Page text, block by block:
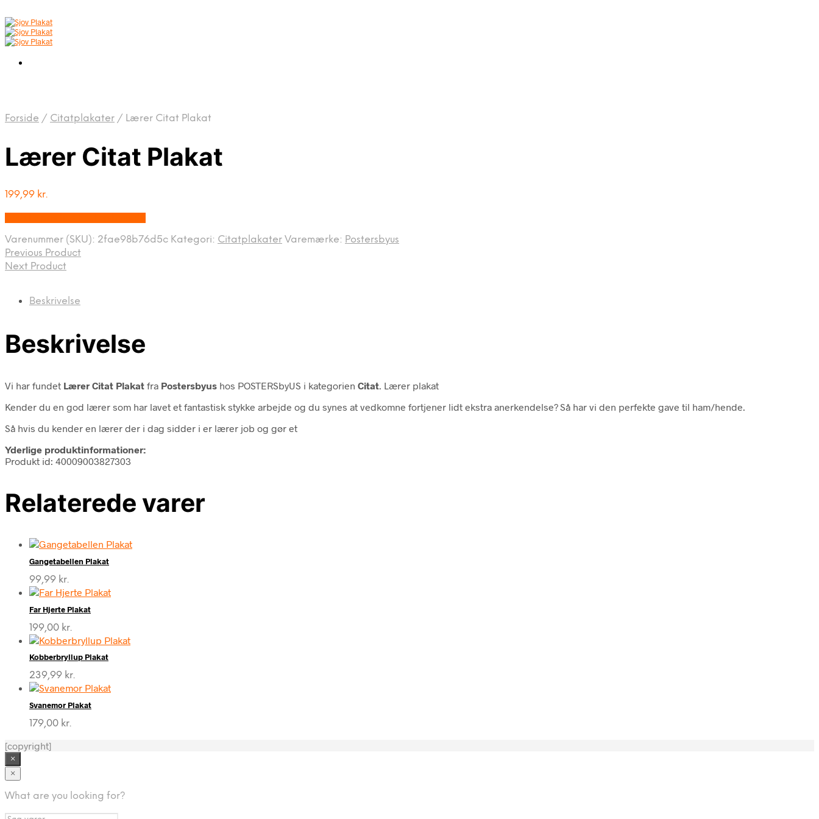
Forside / Citatplakater / Lærer Citat Plakat
Lærer Citat Plakat
199,99 kr.
Varenummer (SKU): 2fae98b76d5c Kategori: Citatplakater Varemærke: Postersbyus
Previous Product
Next Product
Beskrivelse
Beskrivelse
Vi har fundet Lærer Citat Plakat fra Postersbyus hos POSTERSbyUS i kategorien Citat . Lærer plakat
Kender du en god lærer som har lavet et fantastisk stykke arbejde og du synes at vedkomne fortjener lidt ekstra anerkendelse? Så har vi den perfekte gave til ham/hende.
Så hvis du kender en lærer der i dag sidder i er lærer job og gør et
Yderlige produktinformationer:
Produkt id: 40009003827303
Relaterede varer
Gangetabellen Plakat
99,99 kr.
Far Hjerte Plakat
199,00 kr.
Kobberbryllup Plakat
239,99 kr.
Svanemor Plakat
179,00 kr.
[copyright]
×
×
What are you looking for?